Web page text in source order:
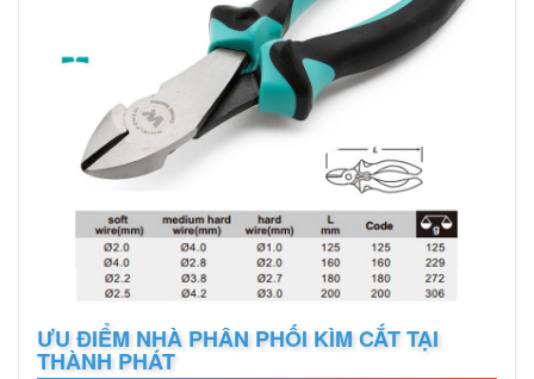
ƯU ĐIỂM NHÀ PHÂN PHỐI KÌM CẮT TẠI
THÀNH PHÁT